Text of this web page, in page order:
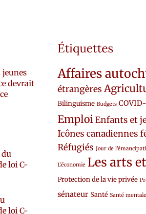
jeunes
devrait
du
loi C-
loi C-
Étiquettes
Affaires
étrangères
Bilinguisme Budgets
EmploiEnfants et
Icônes canadiennes
Réfugiés Jour de
L'économie Les arts
Protection de la vie privée
sénateur Santé Santé mentale